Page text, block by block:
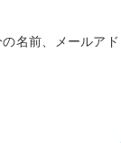
名前、メールアド